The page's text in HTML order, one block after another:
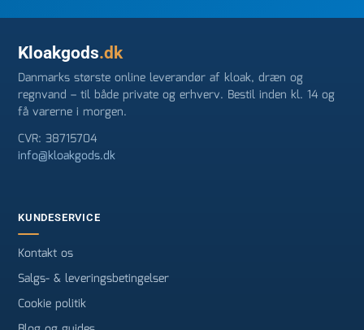
Kloakgods.dk
Danmarks største online leverandør af kloak, dræn og
regnvand – til både private og erhverv. Bestil inden kl. 14 og
få varerne i morgen.
CVR: 38715704
info@kloakgods.dk
KUNDESERVICE
Kontakt os
Salgs- & leveringsbetingelser
Cookie politik